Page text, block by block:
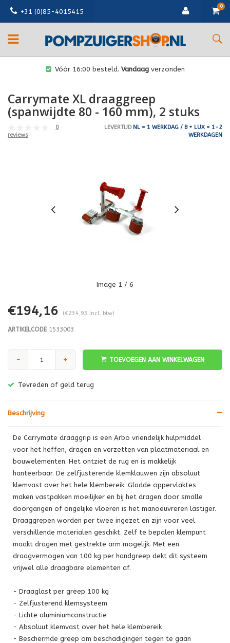
+31 (0)85-4015415
0
Vóór 16:00 besteld. Vandaag verzonden
Carrymate XL draaggreep
(spanwijdte 80 - 160 mm), 2 stuks
0
reviews
LEVERTIJDNL = 1 WERKDAG / B + LUX = 1-2
WERKDAGEN
Image 1 / 6
€194,16 (€234,93 Incl. btw)
ARTIKELCODE1533003
- + TOEVOEGEN AAN WINKELWAGEN
Tevreden of geld terug
Beschrijving
De Carrymate draaggrip is een Arbo vriendelijk hulpmiddel
voor het heffen, dragen en verzetten van plaatmateriaal en
bouwelementen. Het ontziet de rug en is makkelijk
hanteerbaar. De zelfjusterende klemklauwen zijn absoluut
klemvast over het hele klembereik. Gladde oppervlaktes
maken vastpakken moeilijker en bij het dragen door smalle
doorgangen of ongelijke vloeren is het manoeuvreren lastiger.
Draaggrepen worden per twee ingezet en zijn voor veel
verschillende materialen geschikt. Zelf te bepalen klempunt
maakt dragen met gestrekte arm mogelijk. Met een
draagvermogen van 100 kg per handgreep dekt dit systeem
vrijwel alle draagbare elementen af.
- Draaglast per greep 100 kg
- Zelfjusterend klemsysteem
- Lichte aluminiumconstructie
- Absoluut klemvast over het hele klembereik
- Beschermde greep om beschadigingen tegen te gaan